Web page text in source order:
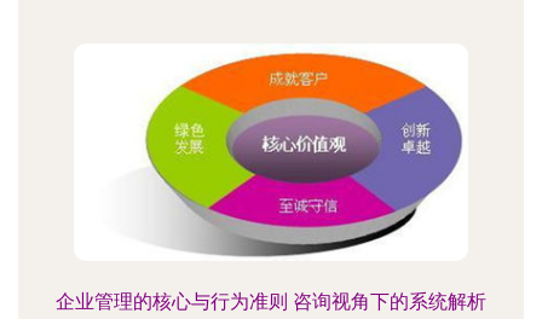
企业管理的核心与行为准则 咨询视角下的系统解析